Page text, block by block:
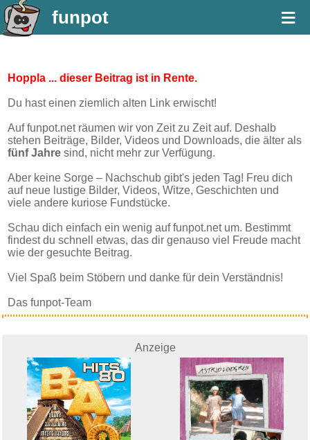
funpot ≡
Hoppla ... dieser Beitrag ist in Rente.
Du hast einen ziemlich alten Link erwischt!
Auf funpot.net räumen wir von Zeit zu Zeit auf. Deshalb
stehen Beiträge, Bilder, Videos und Downloads, die älter als
fünf Jahre sind, nicht mehr zur Verfügung.
Aber keine Sorge – Nachschub gibt's jeden Tag! Freu dich
auf neue lustige Bilder, Videos, Witze, Geschichten und
viele andere kuriose Fundstücke.
Schau dich einfach ein wenig auf funpot.net um. Bestimmt
findest du schnell etwas, das dir genauso viel Freude macht
wie der gesuchte Beitrag.
Viel Spaß beim Stöbern und danke für dein Verständnis!
Das funpot-Team
Anzeige